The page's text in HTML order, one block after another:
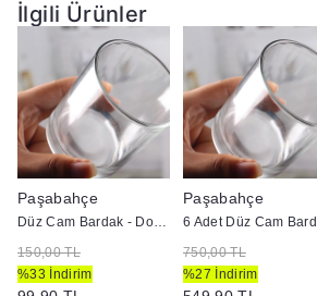
İlgili Ürünler
Paşabahçe
Düz Cam Bardak - Doluma Uygun
150,00 TL
%33 İndirim
Paşabahçe
750,00 TL
%27 İndirim